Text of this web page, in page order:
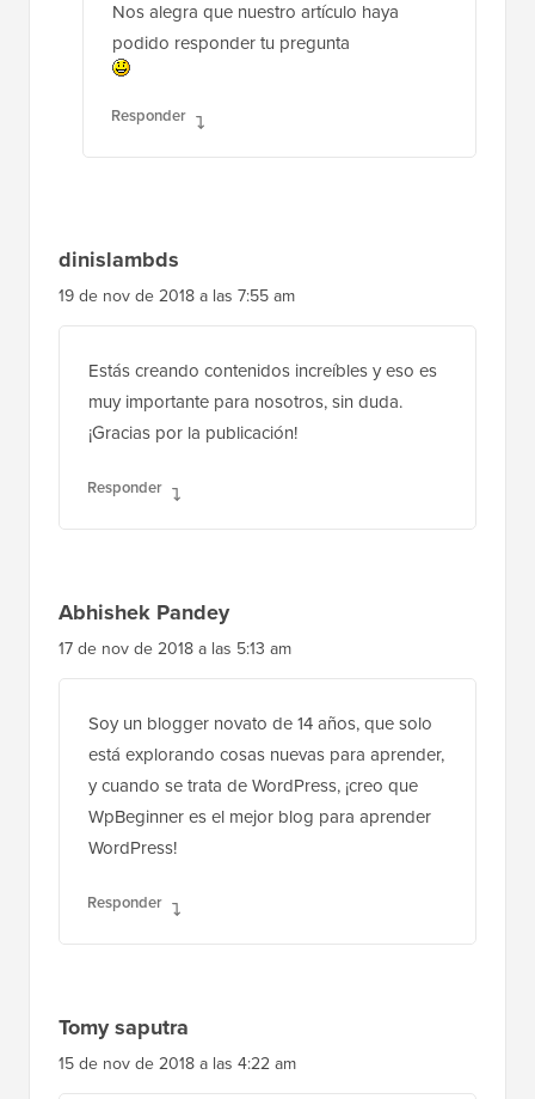
Nos alegra que nuestro artículo haya
podido responder tu pregunta
Responder
dinislambds
19 de nov de 2018 a las 7:55 am
Estás creando contenidos increíbles y eso es
muy importante para nosotros, sin duda.
¡Gracias por la publicación!
Responder
Abhishek Pandey
17 de nov de 2018 a las 5:13 am
Soy un blogger novato de 14 años, que solo
está explorando cosas nuevas para aprender,
y cuando se trata de WordPress, ¡creo que
WpBeginner es el mejor blog para aprender
WordPress!
Responder
Tomy saputra
15 de nov de 2018 a las 4:22 am